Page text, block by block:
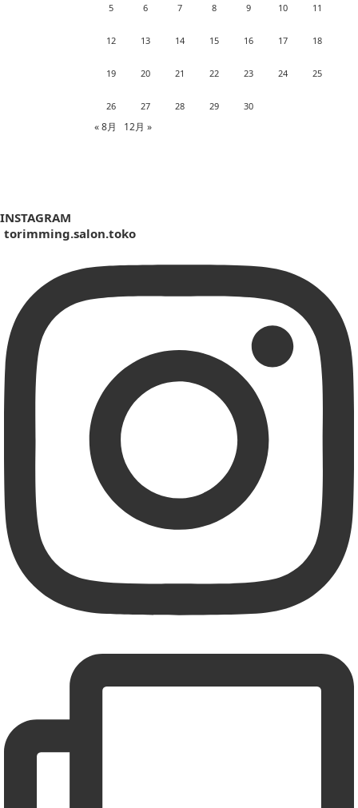
5 6 7 8 9 10 11
12 13 14 15 16 17 18
19 20 21 22 23 24 25
26 27 28 29 30
« 8月 12月 »
INSTAGRAM
torimming.salon.toko